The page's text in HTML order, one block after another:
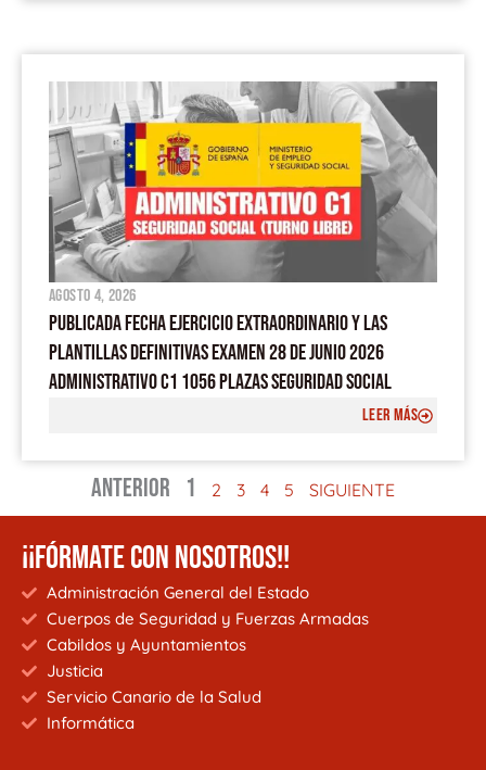
agosto 4, 2026
PUBLICADA FECHA EJERCICIO EXTRAORDINARIO Y LAS
PLANTILLAS DEFINITIVAS EXAMEN 28 DE JUNIO 2026
ADMINISTRATIVO C1 1056 PLAZAS SEGURIDAD SOCIAL
LEER MÁS
ANTERIOR 1 2 3 4 5 SIGUIENTE
¡¡FÓRMATE CON NOSOTROS!!
Administración General del Estado
Cuerpos de Seguridad y Fuerzas Armadas
Cabildos y Ayuntamientos
Justicia
Servicio Canario de la Salud
Informática